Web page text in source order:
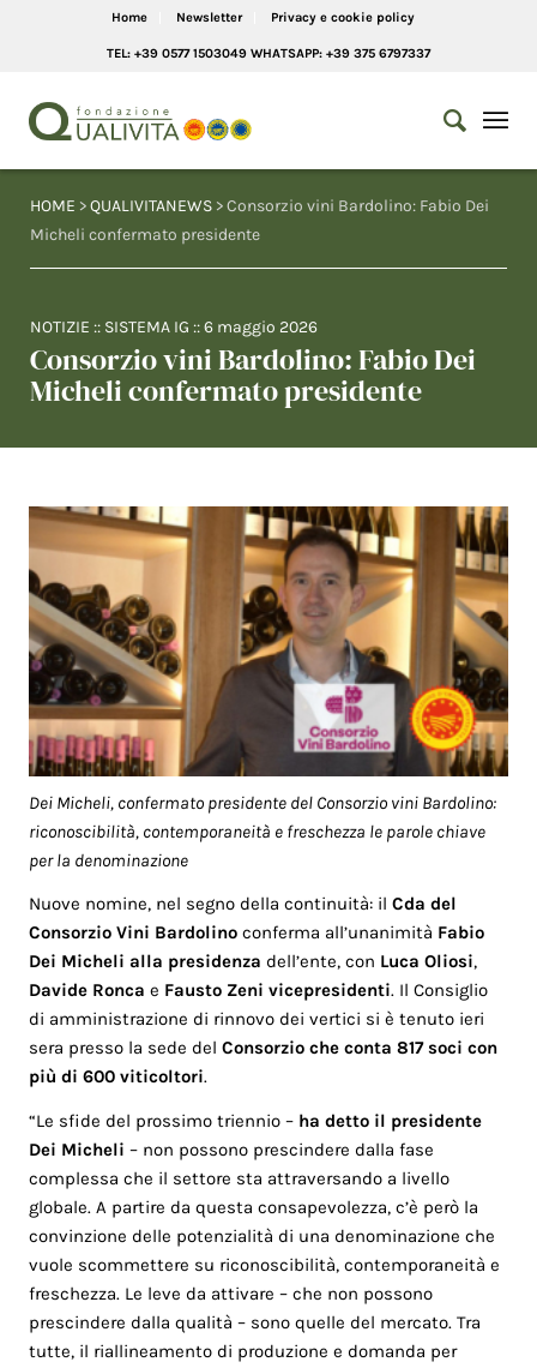
Home Newsletter Privacy e cookie policy
TEL: +39 0577 1503049 WHATSAPP: +39 375 6797337
HOME >QUALIVITANEWS > Consorzio vini Bardolino: Fabio Dei
Micheli confermato presidente
NOTIZIE :: SISTEMA IG ::6 maggio 2026
Consorzio vini Bardolino: Fabio Dei
Micheli confermato presidente
Dei Micheli, confermato presidente del Consorzio vini Bardolino:
riconoscibilità, contemporaneità e freschezza le parole chiave
per la denominazione
Nuove nomine, nel segno della continuità: ilCda del
Consorzio Vini Bardolino conferma all’unanimità Fabio
Dei Micheli alla presidenza dell’ente, con Luca Oliosi,
Davide Ronca e Fausto Zeni vicepresidenti. Il Consiglio
di amministrazione di rinnovo dei vertici si è tenuto ieri
sera presso la sede delConsorzio che conta 817 soci con
più di 600 viticoltori.
“Le sfide del prossimo triennio – ha detto il presidente
Dei Micheli – non possono prescindere dalla fase
complessa che il settore sta attraversando a livello
globale. A partire da questa consapevolezza, c’è però la
convinzione delle potenzialità di una denominazione che
vuole scommettere su riconoscibilità, contemporaneità e
freschezza. Le leve da attivare – che non possono
prescindere dalla qualità – sono quelle del mercato. Tra
tutte, il riallineamento di produzione e domanda per